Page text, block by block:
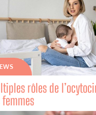
rôles de